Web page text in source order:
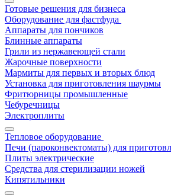
Готовые решения для бизнеса
Оборудование для фастфуда
Аппараты для пончиков
Блинные аппараты
Грили из нержавеющей стали
Жарочные поверхности
Мармиты для первых и вторых блюд
Установка для приготовления шаурмы
Фритюрницы промышленные
Чебуречницы
Электроплиты
Тепловое оборудование
Печи (пароконвектоматы) для
Плиты электрические
Средства для стерилизации ножей
Кипятильники